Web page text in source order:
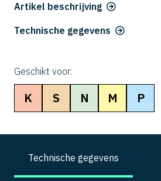
Artikel beschrijving
Technische gegevens
Geschikt voor:
K S N M P
Technische gegevens